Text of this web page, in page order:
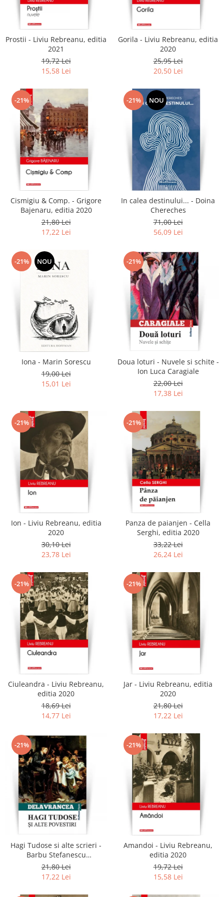
Literatura
Clasica
Contemporana
Universala
Non-fictiune
Calatorii
Memorii
Publicistica / Reportaje / Interviuri
Stiinte umaniste
Istorie
Sociologie si filozofie
Prostii - Liviu Rebreanu, editia
2021
19,72 Lei
15,58 Lei
Gorila - Liviu Rebreanu, editia
2020
25,95 Lei
20,50 Lei
-21%
Cismigiu & Comp. - Grigore
Bajenaru, editia 2020
21,80 Lei
17,22 Lei
-21% NOU
In calea destinului... - Doina
Chereches
71,00 Lei
56,09 Lei
-21% NOU
Iona - Marin Sorescu
19,00 Lei
15,01 Lei
-21%
Doua loturi - Nuvele si schite -
Ion Luca Caragiale
22,00 Lei
17,38 Lei
-21%
Ion - Liviu Rebreanu, editia
2020
30,10 Lei
23,78 Lei
-21%
Panza de paianjen - Cella
Serghi, editia 2020
33,22 Lei
26,24 Lei
-21%
Ciuleandra - Liviu Rebreanu,
editia 2020
18,69 Lei
14,77 Lei
-21%
Jar - Liviu Rebreanu, editia
2020
21,80 Lei
17,22 Lei
-21%
Hagi Tudose si alte scrieri -
Barbu Stefanescu
Delavrancea
21,80 Lei
17,22 Lei
-21%
Amandoi - Liviu Rebreanu,
editia 2020
19,72 Lei
15,58 Lei